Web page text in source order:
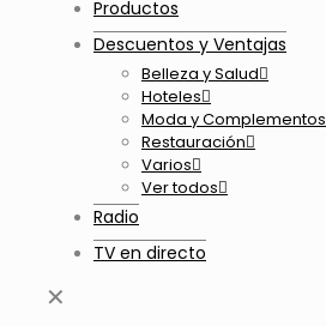
Productos
Descuentos y Ventajas
Belleza y Salud
Hoteles
Moda y Complementos
Restauración
Varios
Ver todos
Radio
TV en directo
✕